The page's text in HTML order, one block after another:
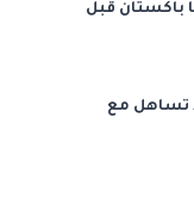
باكستان قبل
تساهل مع